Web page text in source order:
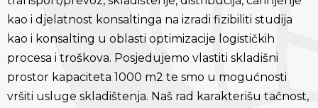
kao i djelatnost konsaltinga na izradi fizibiliti studija
kao i konsalting u oblasti optimizacije logističkih
procesa i troškova. Posjedujemo vlastiti skladišni
prostor kapaciteta 1000 m2 te smo u mogućnosti
vršiti usluge skladištenja. Naš rad karakterišu tačnost,